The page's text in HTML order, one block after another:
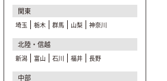
関東
埼玉 栃木 群馬 山梨 神奈川
北陸・信越
新潟 富山 石川 福井 長野
中部